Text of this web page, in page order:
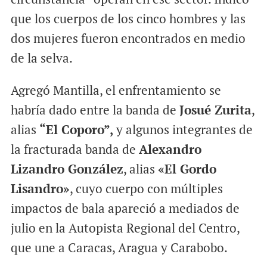
que los cuerpos de los cinco hombres y las
dos mujeres fueron encontrados en medio
de la selva.
Agregó Mantilla, el enfrentamiento se
habría dado entre la banda de Josué Zurita,
alias “El Coporo”,y algunos integrantes de
la fracturada banda de Alexandro
Lizandro González, alias «El Gordo
Lisandro», cuyo cuerpo con múltiples
impactos de bala apareció a mediados de
julio en la Autopista Regional del Centro,
que une a Caracas, Aragua y Carabobo.